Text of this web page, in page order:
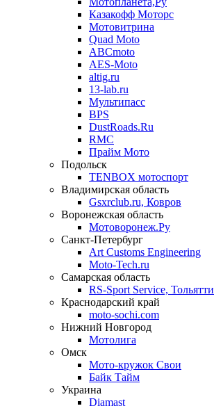
Казакофф Моторс
Мотовитрина
Quad Moto
ABCmoto
AES-Moto
altig.ru
13-lab.ru
Мультипасс
BPS
DustRoads.Ru
RMC
Прайм Мото
Подольск
TENBOX мотоспорт
Владимирская область
Gsxrclub.ru, Ковров
Воронежская область
Мотоворонеж.Ру
Санкт-Петербург
Art Customs Engineering
Moto-Tech.ru
Самарская область
RS-Sport Service, Тольятти
Краснодарский край
moto-sochi.com
Нижний Новгород
Мотолига
Омск
Мото-кружок Свои
Байк Тайм
Украина
Diamast